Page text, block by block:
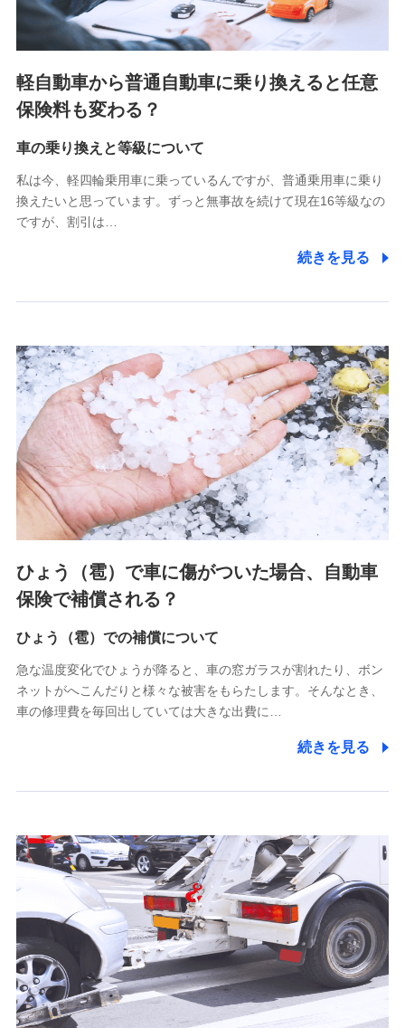
SBIリスタ少額短期保険会社
(https://www.jishin.co.jp/)
スマートプラス少額短期保険株式会社
チューリッヒ少額短期保険株式会社
(https://www.zurichssi.co.jp/)
(https://www.tokiomarine-x.co.jp/)
(https://pshoken.co.jp/)
リトルファミリー少額短期保険株式会社
(https://www.littlefamily-ssi.com/)
郵便、電話、およびＥメール等により、当社と取引のあるも
た維持管理等の委託業務遂行のため、またそれらに付帯、関
連する当社および提携会社のサービスを案内、提供するため
（なお、当社は複数の保険会社と取引があり、取得した個人
情報を取引のある他の保険会社の商品・サービスをご提案す
るために利用させていただくことがあります。）
上記に係る連絡・手続き・管理等付帯業務を行うため
3.セミナー募集サイトから取得した個人情報
各種セミナーの案内、開催のため
上記に係る連絡・手続き・管理等付帯業務を行うため
4.家族・友達紹介にて取得した個人情報
被紹介者への連絡、及び当社と取引のあるもしくは委託を受
けている保険会社・提携会社の保険その他に関する情報を提
供し、金融商品等の契約を勧奨するため
アンケートやキャンペーン等の実施のため
上記に係る連絡・手続き・管理等付帯業務を行うため
5.通話録音にて取得する情報
7.社員（従業者）の個人情報
人事･勤怠･健康・労務等の管理、給与支給、福利厚生・採用
退職関連処理等の各種手続きのため、当社と従業員または従
業員同士の連絡のため
8.取引先個人情報
取引先としての選定業務、営業情報の提供業務、契約締結手
続き業務、取引管理業務、およびこれらに準ずる業務の遂行
のため
軽自動車から普通自動車に乗り換えると任意
保険料も変わる？
車の乗り換えと等級について
私は今、軽四輪乗用車に乗っているんですが、普通乗用車に乗り
換えたいと思っています。ずっと無事故を続けて現在16等級なの
ですが、割引は…
続きを見る
ひょう（雹）で車に傷がついた場合、自動車
保険で補償される？
ひょう（雹）での補償について
急な温度変化でひょうが降ると、車の窓ガラスが割れたり、ボン
ネットがへこんだりと様々な被害をもらたします。そんなとき、
車の修理費を毎回出していては大きな出費に…
続きを見る